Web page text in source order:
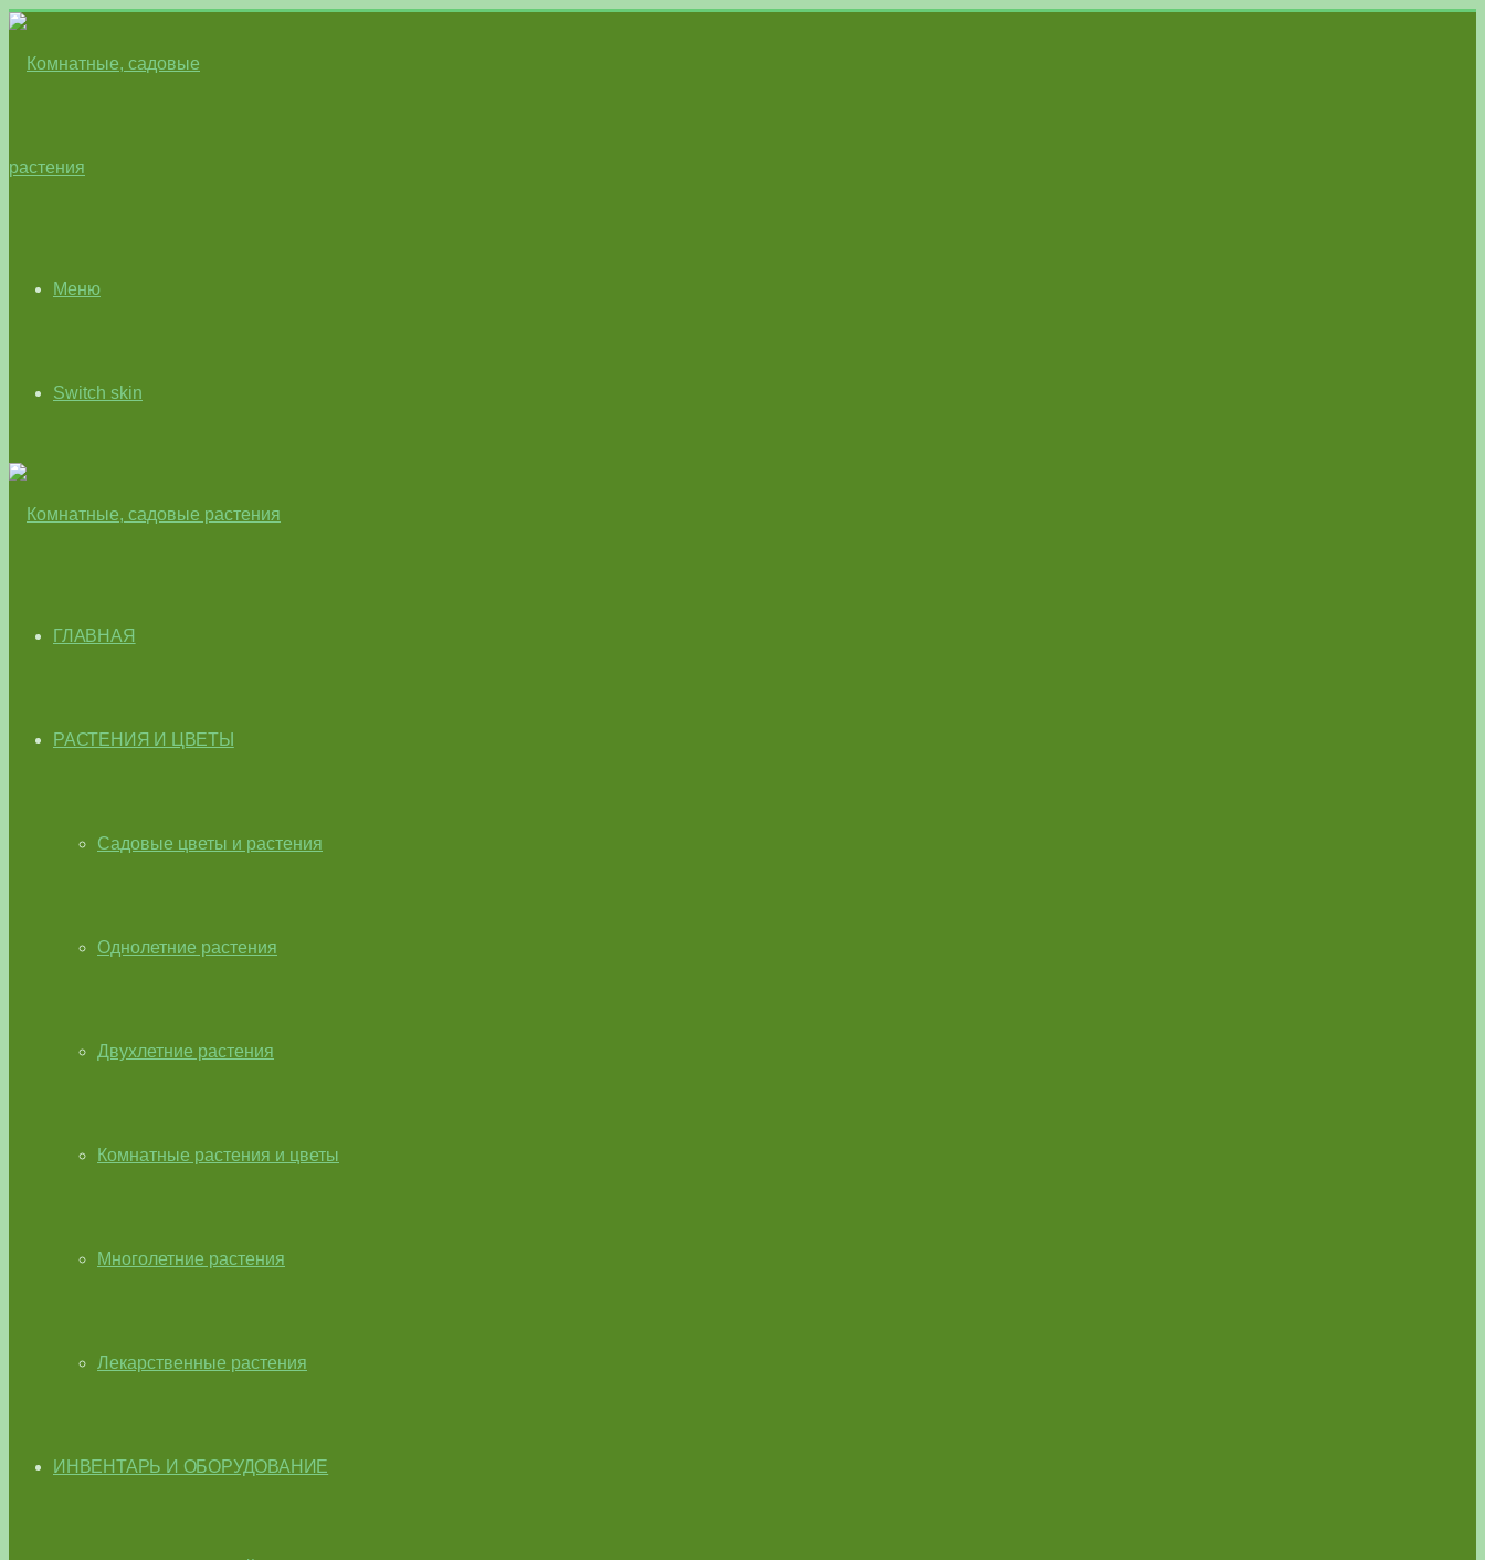
Меню
Switch skin
ГЛАВНАЯ
РАСТЕНИЯ И ЦВЕТЫ
Садовые цветы и растения
Однолетние растения
Двухлетние растения
Комнатные растения и цветы
Многолетние растения
Лекарственные растения
ИНВЕНТАРЬ И ОБОРУДОВАНИЕ